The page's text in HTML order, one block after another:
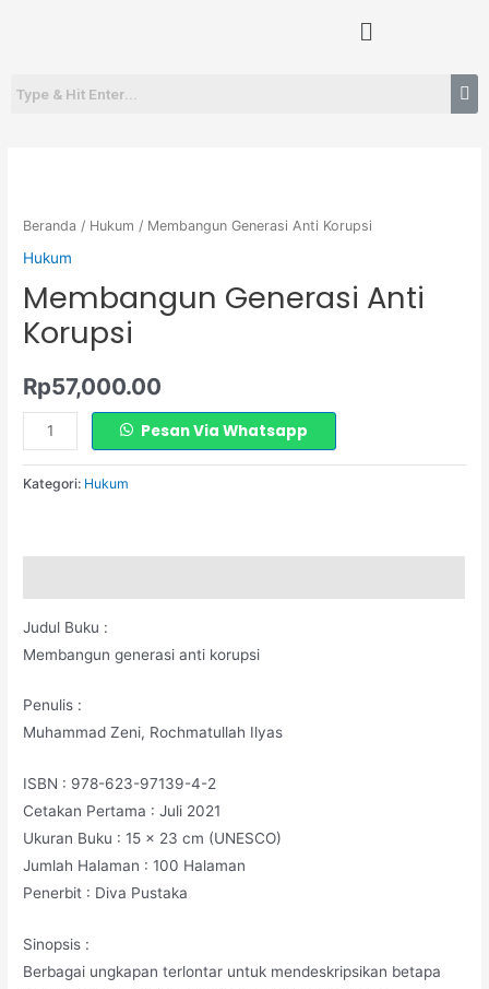
Menu
Beranda / Hukum / Membangun Generasi Anti Korupsi
Hukum
Membangun Generasi Anti
Korupsi
Rp57,000.00
Generasi
Anti
Pesan Via Whatsapp
Kategori: Hukum
Judul Buku :
Membangun generasi anti korupsi
Penulis :
Muhammad Zeni, Rochmatullah Ilyas
ISBN : 978-623-97139-4-2
Cetakan Pertama : Juli 2021
Ukuran Buku : 15 x 23 cm (UNESCO)
Jumlah Halaman : 100 Halaman
Penerbit : Diva Pustaka
Sinopsis :
Berbagai ungkapan terlontar untuk mendeskripsikan betapa